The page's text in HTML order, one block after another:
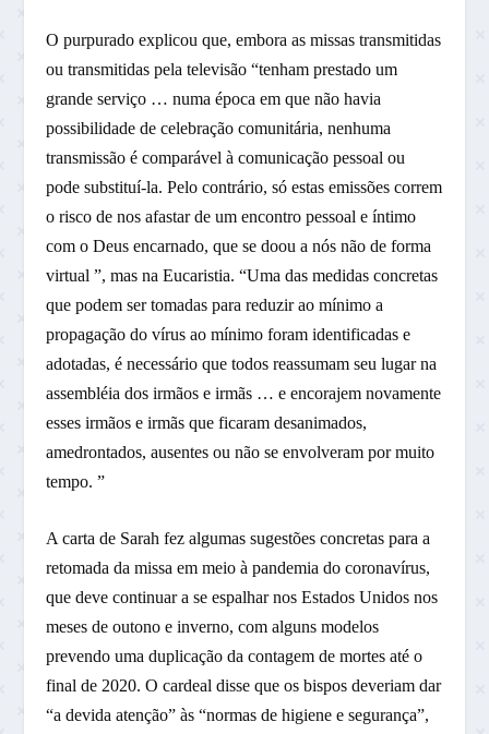
O purpurado explicou que, embora as missas transmitidas
ou transmitidas pela televisão “tenham prestado um
grande serviço … numa época em que não havia
possibilidade de celebração comunitária, nenhuma
transmissão é comparável à comunicação pessoal ou
pode substituí-la. Pelo contrário, só estas emissões correm
o risco de nos afastar de um encontro pessoal e íntimo
com o Deus encarnado, que se doou a nós não de forma
virtual ”, mas na Eucaristia. “Uma das medidas concretas
que podem ser tomadas para reduzir ao mínimo a
propagação do vírus ao mínimo foram identificadas e
adotadas, é necessário que todos reassumam seu lugar na
assembléia dos irmãos e irmãs … e encorajem novamente
esses irmãos e irmãs que ficaram desanimados,
amedrontados, ausentes ou não se envolveram por muito
tempo. ”
A carta de Sarah fez algumas sugestões concretas para a
retomada da missa em meio à pandemia do coronavírus,
que deve continuar a se espalhar nos Estados Unidos nos
meses de outono e inverno, com alguns modelos
prevendo uma duplicação da contagem de mortes até o
final de 2020. O cardeal disse que os bispos deveriam dar
“a devida atenção” às “normas de higiene e segurança”,